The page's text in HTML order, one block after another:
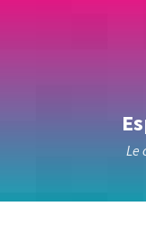
Le